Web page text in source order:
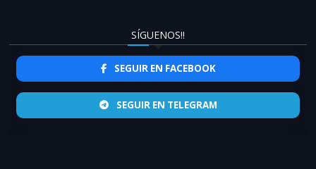
SÍGUENOS!!
SEGUIR EN FACEBOOK
SEGUIR EN TELEGRAM